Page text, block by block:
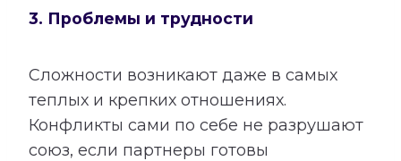
3. Проблемы и трудности
Сложности возникают даже в самых
теплых и крепких отношениях.
Конфликты сами по себе не разрушают
союз, если партнеры готовы